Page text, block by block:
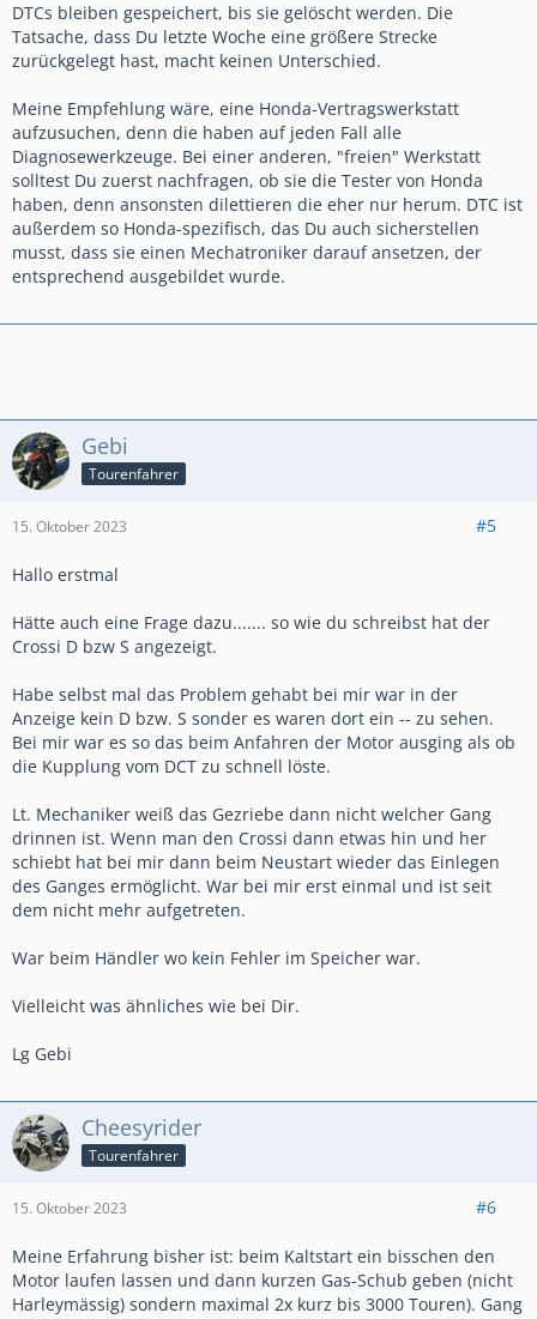
DTCs bleiben gespeichert, bis sie gelöscht werden. Die
Tatsache, dass Du letzte Woche eine größere Strecke
zurückgelegt hast, macht keinen Unterschied.
Meine Empfehlung wäre, eine Honda-Vertragswerkstatt
aufzusuchen, denn die haben auf jeden Fall alle
Diagnosewerkzeuge. Bei einer anderen, "freien" Werkstatt
solltest Du zuerst nachfragen, ob sie die Tester von Honda
haben, denn ansonsten dilettieren die eher nur herum. DTC ist
außerdem so Honda-spezifisch, das Du auch sicherstellen
musst, dass sie einen Mechatroniker darauf ansetzen, der
entsprechend ausgebildet wurde.
Gebi
Tourenfahrer
15. Oktober 2023 #5
Hallo erstmal
Hätte auch eine Frage dazu....... so wie du schreibst hat der
Crossi D bzw S angezeigt.
Habe selbst mal das Problem gehabt bei mir war in der
Anzeige kein D bzw. S sonder es waren dort ein -- zu sehen.
Bei mir war es so das beim Anfahren der Motor ausging als ob
die Kupplung vom DCT zu schnell löste.
Lt. Mechaniker weiß das Gezriebe dann nicht welcher Gang
drinnen ist. Wenn man den Crossi dann etwas hin und her
schiebt hat bei mir dann beim Neustart wieder das Einlegen
des Ganges ermöglicht. War bei mir erst einmal und ist seit
dem nicht mehr aufgetreten.
War beim Händler wo kein Fehler im Speicher war.
Vielleicht was ähnliches wie bei Dir.
Lg Gebi
Cheesyrider
Tourenfahrer
15. Oktober 2023 #6
Meine Erfahrung bisher ist: beim Kaltstart ein bisschen den
Motor laufen lassen und dann kurzen Gas-Schub geben (nicht
Harleymässig) sondern maximal 2x kurz bis 3000 Touren). Gang